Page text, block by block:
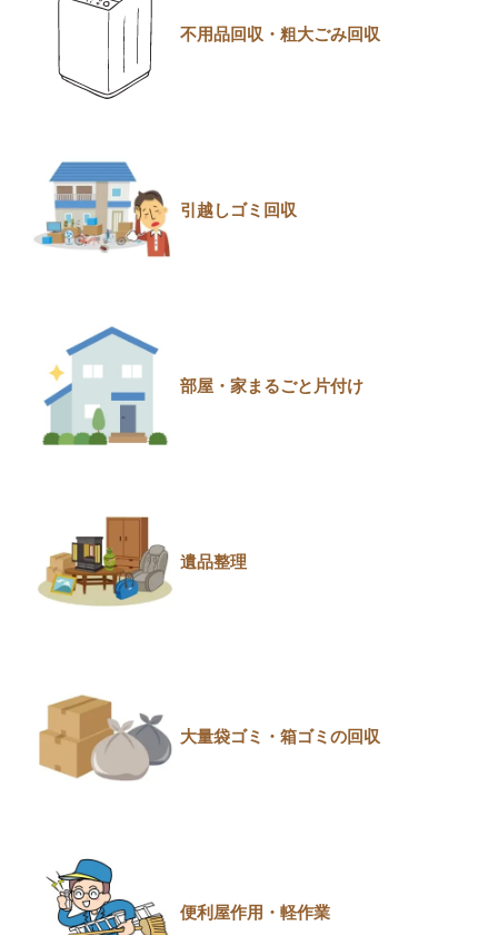
不用品回収・粗大ごみ回収
引越しゴミ回収
部屋・家まるごと片付け
遺品整理
大量袋ゴミ・箱ゴミの回収
便利屋作用・軽作業